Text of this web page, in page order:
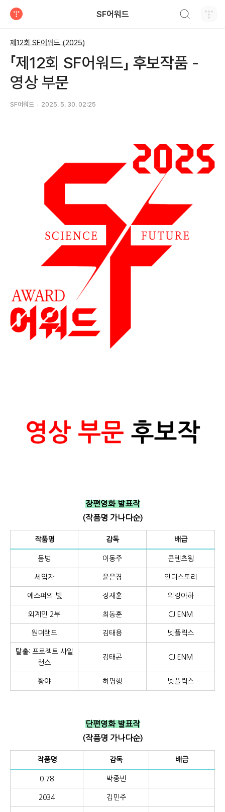
SF어워드
제12회 SF어워드 (2025)
「제12회 SF어워드」 후보작품 -
영상 부문
SF어워드 2025. 5. 30. 02:25
장편영화 발표작
(작품명 가나다순)
작품명 감독 배급
둠벙 이동주 콘텐츠윙
세입자 윤은경 인디스토리
에스퍼의 빛 정재훈 워킹아하
외계인 2부 최동훈 CJ ENM
원더랜드 김태용 넷플릭스
탈출: 프로젝트 사일
런스
김태곤 CJ ENM
황야 허명행 넷플릭스
단편영화 발표작
(작품명 가나다순)
작품명 감독 배급
0.78 박종빈
2034 김민주